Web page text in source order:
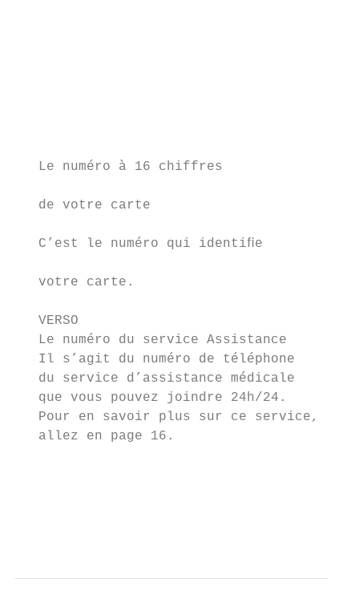
   Le numéro à 16 chiffres
   de votre carte
   C’est le numéro qui identiﬁe
   votre carte.
   VERSO
   Le numéro du service Assistance
   Il s’agit du numéro de téléphone
   du service d’assistance médicale
   que vous pouvez joindre 24h/24.
   Pour en savoir plus sur ce service,
   allez en page 16.